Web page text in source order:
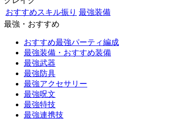
おすすめスキル振り 最強装備
最強・おすすめ
おすすめ最強パーティ編成
最強装備・おすすめ装備
最強武器
最強防具
最強アクセサリー
最強呪文
最強特技
最強連携技